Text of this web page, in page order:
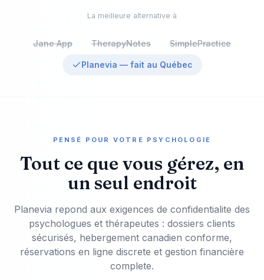
La meilleure alternative à
Jane App TherapyNotes SimplePractice
Planevia — fait au Québec
PENSÉ POUR VOTRE PSYCHOLOGIE
Tout ce que vous gérez, en
un seul endroit
Planevia repond aux exigences de confidentialite des
psychologues et thérapeutes : dossiers clients
sécurisés, hebergement canadien conforme,
réservations en ligne discrete et gestion financière
complete.